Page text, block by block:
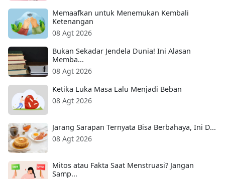
Memaafkan untuk Menemukan Kembali
Ketenangan
08 Agt 2026
Bukan Sekadar Jendela Dunia! Ini Alasan
Memba...
08 Agt 2026
Ketika Luka Masa Lalu Menjadi Beban
08 Agt 2026
Jarang Sarapan Ternyata Bisa Berbahaya, Ini D...
08 Agt 2026
Mitos atau Fakta Saat Menstruasi? Jangan
Samp...